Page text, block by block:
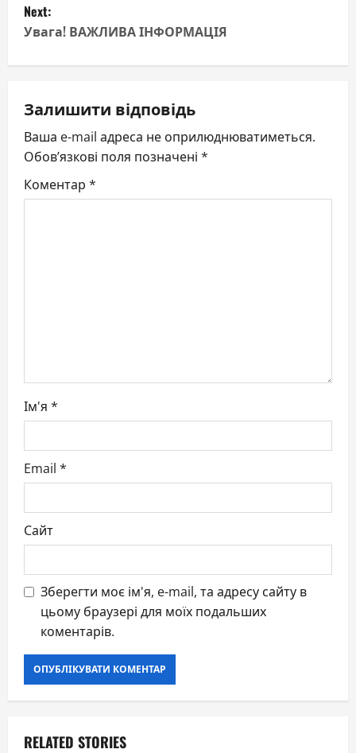
t
n
a
v
i
g
Next:
Увага! ВАЖЛИВА ІНФОРМАЦІЯ
Залишити відповідь
Ваша e-mail адреса не оприлюднюватиметься.
Обов’язкові поля позначені *
Коментар *
Ім'я *
Email *
Сайт
Зберегти моє ім'я, e-mail, та адресу сайту в
цьому браузері для моїх подальших
коментарів.
RELATED STORIES